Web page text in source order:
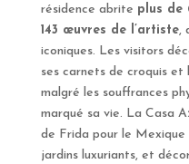
résidence abrite plus de
143 œuvres de l’artiste,
iconiques. Les visitors
ses carnets de croquis et
malgré les souffrances
marqué sa vie. La Casa
de Frida pour le Mexique
jardins luxuriants, et